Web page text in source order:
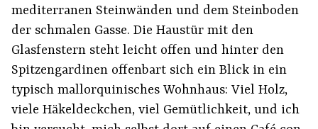
mediterranen Steinwänden und dem Steinboden
der schmalen Gasse. Die Haustür mit den
Glasfenstern steht leicht offen und hinter den
Spitzengardinen offenbart sich ein Blick in ein
typisch mallorquinisches Wohnhaus: Viel Holz,
viele Häkeldeckchen, viel Gemütlichkeit, und ich